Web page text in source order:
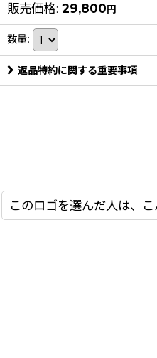
販売価格: 29,800円
数量:
返品特約に関する重要事項
このロゴを選んだ人は、こ